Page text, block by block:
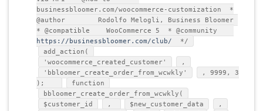
businessbloomer.com/woocommerce-customization *
@author Rodolfo Melogli, Business Bloomer
* @compatible WooCommerce 5 * @community
https://businessbloomer.com/club/
*/
add_action(
'woocommerce_created_customer'
,
'bbloomer_create_order_from_wcwkly'
, 9999, 3
);
function
bbloomer_create_order_from_wcwkly(
$customer_id
, $new_customer_data
,